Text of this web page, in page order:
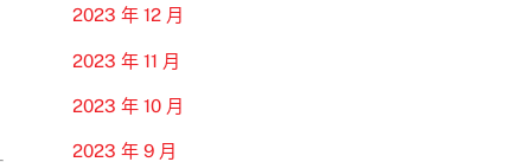
2023 年 12 月
2023 年 11 月
2023 年 10 月
2023 年 9 月